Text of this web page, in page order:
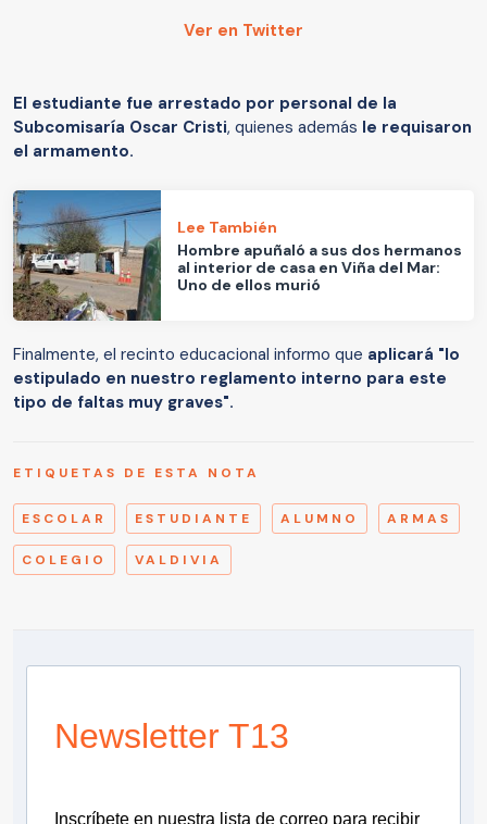
Ver en Twitter
El estudiante fue arrestado por personal de la
Subcomisaría Oscar Cristi, quienes además le requisaron
el armamento.
Lee También
Hombre apuñaló a sus dos hermanos
al interior de casa en Viña del Mar:
Uno de ellos murió
Finalmente, el recinto educacional informo que aplicará "lo
estipulado en nuestro reglamento interno para este
tipo de faltas muy graves".
ETIQUETAS DE ESTA NOTA
ESCOLAR ESTUDIANTE ALUMNO ARMAS
COLEGIO VALDIVIA
Newsletter T13
Inscríbete en nuestra lista de correo para recibir